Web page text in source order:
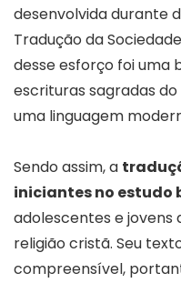
desenvolvida durante
Tradução da
desse esforço foi uma
escrituras sagradas
uma linguagem
Sendo assim, a
iniciantes no estudo
adolescentes e
religião cristã. Seu
compreensível,